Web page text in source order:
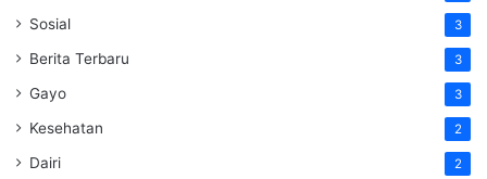
Sosial 3
Berita Terbaru 3
Gayo 3
Kesehatan 2
Dairi 2